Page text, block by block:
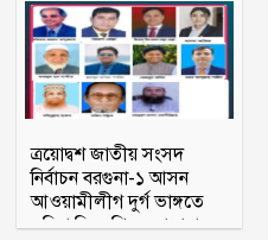
ত্রয়োদ্বশ জাতীয় সংসদ
নির্বাচন বরগুনা-১ আসন
আওয়ামীলীগ দুর্গ ভাঙ্গতে
মরিয়া বিএনপি ও জামায়াত